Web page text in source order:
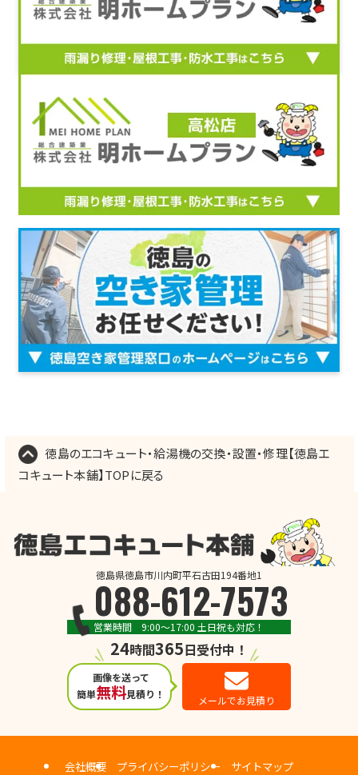
徳島のエコキュート・給湯機の交換・設置・修理【徳島エ
コキュート本舗】TOPに戻る
徳島県徳島市川内町平石古田194番地1
088-612-7573
営業時間 9:00～17:00 土日祝も対応！
24時間365日受付中！
画像を送って
簡単無料見積り！ メールでお見積り
会社概要 プライバシーポリシー サイトマップ